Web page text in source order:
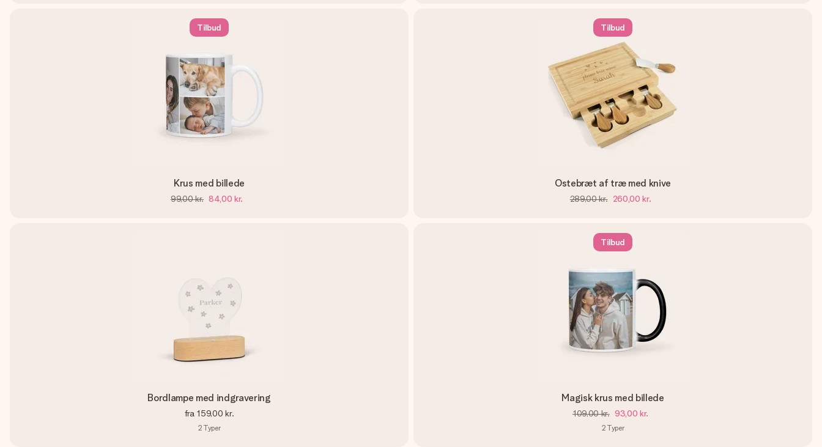
Tilbud
Krus med billede
99,00 kr. 84,00 kr.
Tilbud
Ostebræt af træ med knive
289,00 kr. 260,00 kr.
Bordlampe med indgravering
fra 159,00 kr.
2 Typer
Tilbud
Magisk krus med billede
109,00 kr. 93,00 kr.
2 Typer